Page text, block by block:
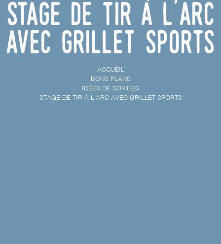
Stage de tir à l'arc
avec Grillet Sports
ACCUEIL
BONS PLANS
IDÉES DE SORTIES
STAGE DE TIR À L'ARC AVEC GRILLET SPORTS